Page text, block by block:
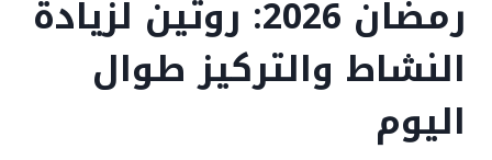
رمضان 2026: روتين لزيادة
النشاط والتركيز طوال
اليوم